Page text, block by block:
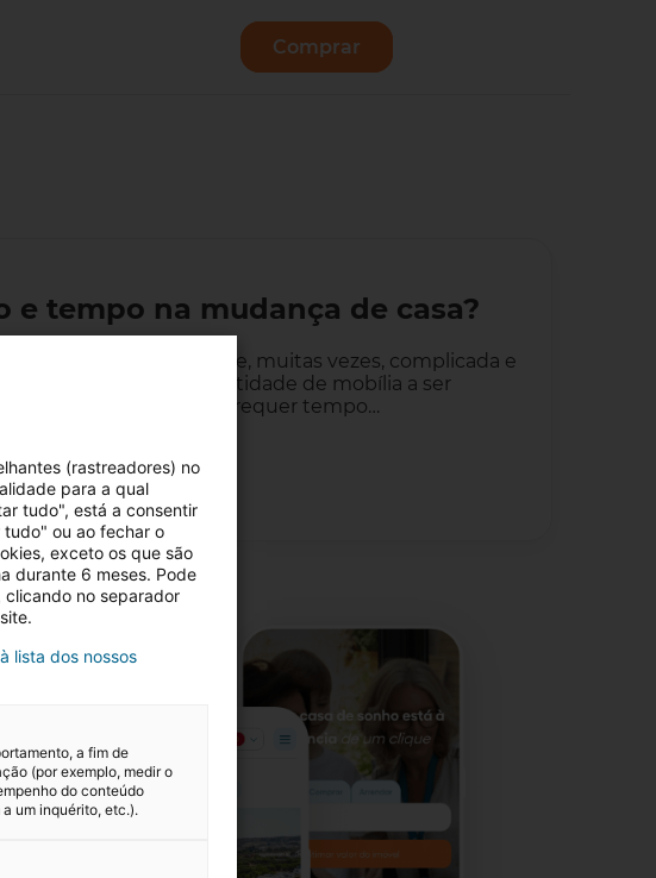
Comprar
e tempo na mudança de casa?
pode revelar demorada e, muitas vezes, complicada e
os pertences à quantidade de mobília a ser
uma mudança requer tempo…
(rastreadores) no
para a qual
tudo", está a consentir
tudo" ou ao fechar o
exceto os que são
durante 6 meses. Pode
clicando no separador
lista dos nossos
a fim de
(por exemplo, medir o
do conteúdo
um inquérito, etc.).